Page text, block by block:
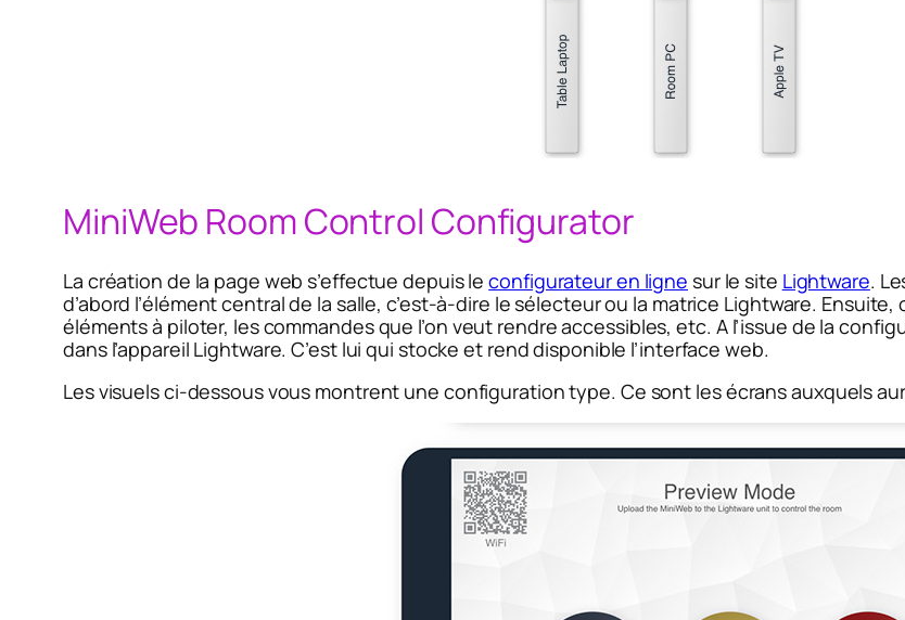
MiniWeb Room Control Configurator
La création de la page web s’effectue depuis leconfigurateur en ligne sur le site Lightware.
d’abord l’élément central de la salle, c’est-à-dire le sélecteur ou la matrice Lightware.
éléments à piloter, les commandes que l’on veut rendre accessibles, etc. A l’issue de la
dans l’appareil Lightware. C’est lui qui stocke et rend disponible l’interface web.
Les visuels ci-dessous vous montrent une configuration type. Ce sont les écrans auxquels